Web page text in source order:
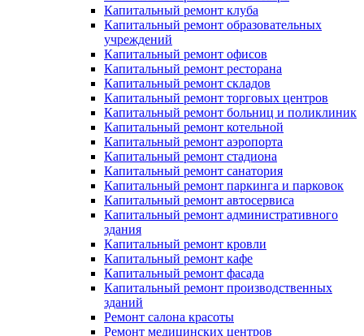
Капитальный ремонт клуба
Капитальный ремонт образовательных
учреждений
Капитальный ремонт офисов
Капитальный ремонт ресторана
Капитальный ремонт складов
Капитальный ремонт торговых центров
Капитальный ремонт больниц и поликлиник
Капитальный ремонт котельной
Капитальный ремонт аэропорта
Капитальный ремонт стадиона
Капитальный ремонт санатория
Капитальный ремонт паркинга и парковок
Капитальный ремонт автосервиса
Капитальный ремонт административного
здания
Капитальный ремонт кровли
Капитальный ремонт кафе
Капитальный ремонт фасада
Капитальный ремонт производственных
зданий
Ремонт салона красоты
Ремонт медицинских центров